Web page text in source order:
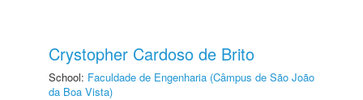
Crystopher Cardoso de Brito
School: Faculdade de Engenharia (Câmpus de São João
da Boa Vista)